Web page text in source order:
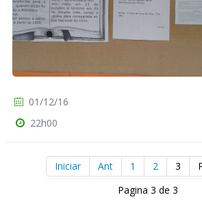
01/12/16
22h00
Iniciar Ant 1 2 3
Pagina 3 de 3